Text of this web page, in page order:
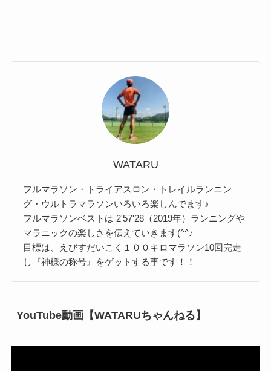
WATARU
フルマラソン・トライアスロン・トレイルランニン
グ・ウルトラマラソンいろいろ楽しんでます♪
フルマラソンベストは 2'57'28（2019年）ランニングや
マラニックの楽しさを伝えていきます(^^♪
目標は、えびすだいこく１００キロマラソン10回完走
し『神様の称号』をゲットする事です！！
YouTube動画【WATARUちゃんねる】